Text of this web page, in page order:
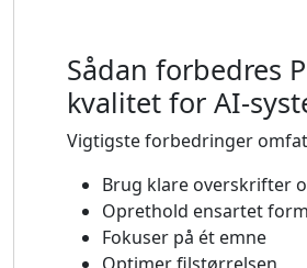
Sådan forbedres
kvalitet for AI-
Vigtigste forbedringer
Brug klare overskrifter
Oprethold ensartet
Fokuser på ét emne